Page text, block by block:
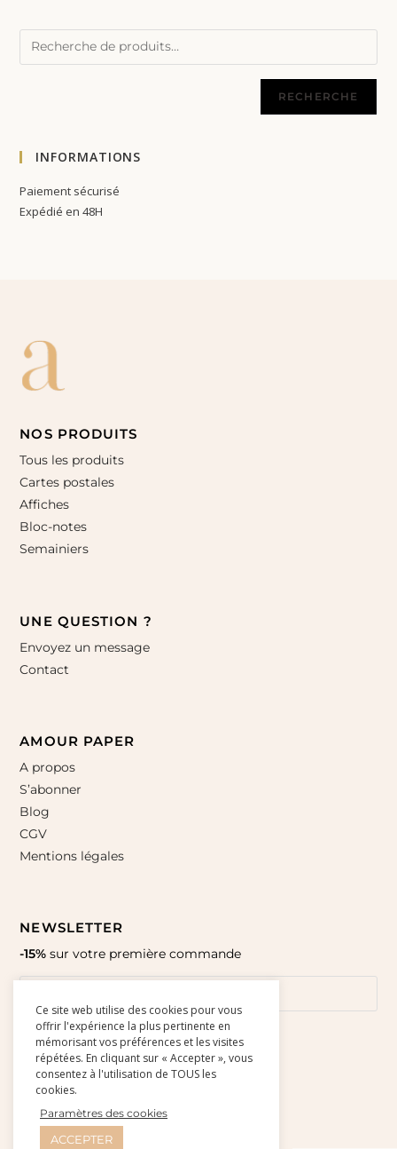
RECHERCHE
INFORMATIONS
Paiement sécurisé
Expédié en 48H
NOS PRODUITS
Tous les produits
Cartes postales
Affiches
Bloc-notes
Semainiers
UNE QUESTION ?
Envoyez un message
Contact
AMOUR PAPER
A propos
S’abonner
Blog
CGV
Mentions légales
NEWSLETTER
-15% sur votre première commande
Ce site web utilise des cookies pour vous
offrir l'expérience la plus pertinente en
mémorisant vos préférences et les visites
répétées. En cliquant sur « Accepter », vous
consentez à l'utilisation de TOUS les
cookies.
Paramètres des cookies
ACCEPTER